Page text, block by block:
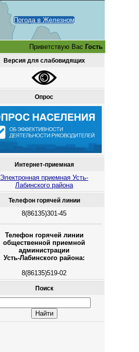
Погода в Железном
Приветствую Вас Гость
Версия для слабовидящих
Опрос
Интернет-приемная
Электронная приемная Усть-
Лабинского района
Телефон горячей линии
8(86135)301-45
Телефон горячей линии
общественной приемной
администрации
Усть-Лабинского района:
8(86135)519-02
Поиск